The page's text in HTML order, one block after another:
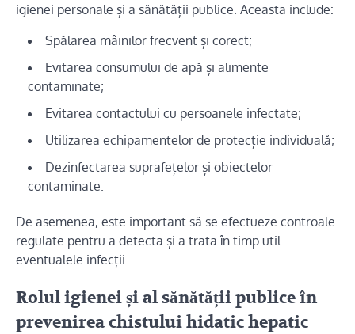
igienei personale și a sănătății publice. Aceasta include:
Spălarea mâinilor frecvent și corect;
Evitarea consumului de apă și alimente
contaminate;
Evitarea contactului cu persoanele infectate;
Utilizarea echipamentelor de protecție individuală;
Dezinfectarea suprafețelor și obiectelor
contaminate.
De asemenea, este important să se efectueze controale
regulate pentru a detecta și a trata în timp util
eventualele infecții.
Rolul igienei și al sănătății publice în
prevenirea chistului hidatic hepatic